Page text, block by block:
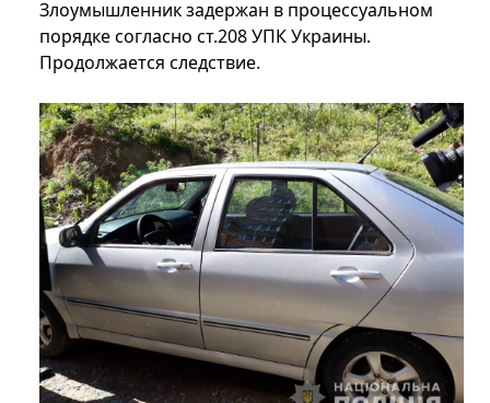
Злоумышленник задержан в процессуальном
порядке согласно ст.208 УПК Украины.
Продолжается следствие.